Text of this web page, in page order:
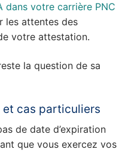
dans votre carrière PNC
les attentes des
votre attestation.
la question de sa
cas particuliers
de date d’expiration
que vous exercez vos